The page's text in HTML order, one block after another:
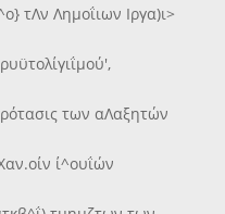
τΛν Λημοΐιων Ιργα)ι>
των αΛαξητών
ί^ουΐών